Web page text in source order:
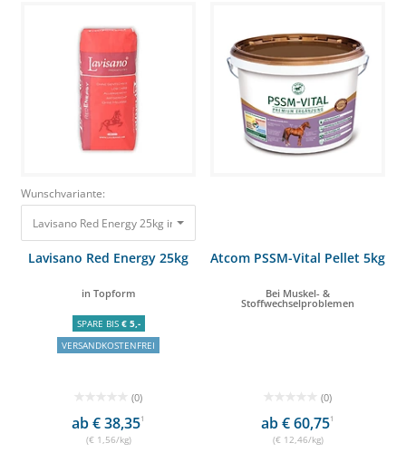
Wunschvariante:
Lavisano Red Energy 25kg in Topform 39,00 €
Lavisano Red Energy 25kg
in Topform
SPARE BIS € 5,-
VERSANDKOSTENFREI
(0)
ab € 38,351
(€ 1,56/kg)
Atcom PSSM-Vital Pellet 5kg
Bei Muskel- &
Stoffwechselproblemen
(0)
ab € 60,751
(€ 12,46/kg)